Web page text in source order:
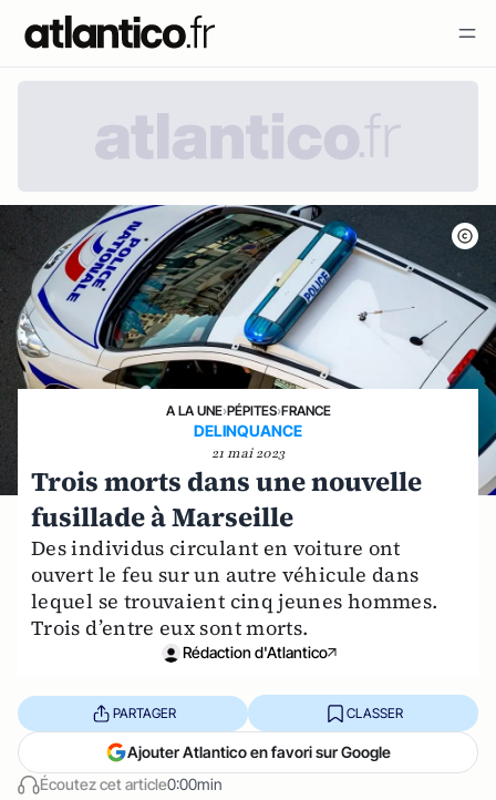
A LA UNE›PÉPITES›FRANCE
DELINQUANCE
21 mai 2023
Trois morts dans une nouvelle
fusillade à Marseille
Des individus circulant en voiture ont
ouvert le feu sur un autre véhicule dans
lequel se trouvaient cinq jeunes hommes.
Trois d’entre eux sont morts.
Rédaction d'Atlantico
Écoutez cet article0:00min
PARTAGER CLASSER
Ajouter Atlantico en favori sur Google